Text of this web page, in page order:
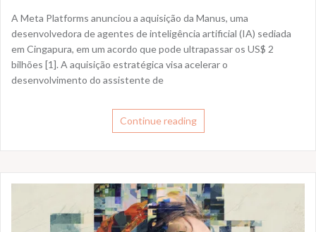
A Meta Platforms anunciou a aquisição da Manus, uma
desenvolvedora de agentes de inteligência artificial (IA) sediada
em Cingapura, em um acordo que pode ultrapassar os US$ 2
bilhões [1]. A aquisição estratégica visa acelerar o
desenvolvimento do assistente de
Continue reading